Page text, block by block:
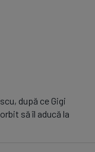
după ce Gigi
să îl aducă la